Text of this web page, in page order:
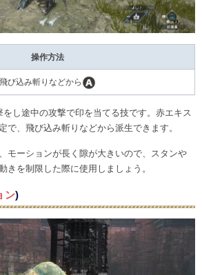
操作方法
飛び込み斬りなどから
し途中の攻撃で印を当てる技です。赤エキス
で、飛び込み斬りなどから派生できます。
モーションが長く隙が大きいので、スタンや
きを制限した際に使用しましょう。
ン)